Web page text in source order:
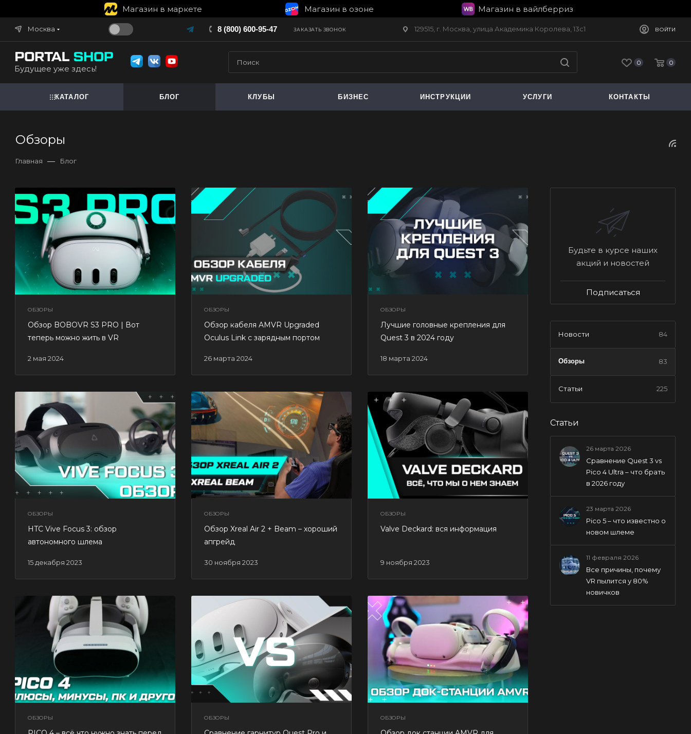
Магазин в маркете Магазин в озоне Магазин в вайлберриз
Москва 8 (800) 600-95-47 ЗАКАЗАТЬ ЗВОНОК 129515, г. Москва, улица Академика Королева, 13с1 ВОЙТИ
Будущее уже здесь!
0 0
КАТАЛОГ БЛОГ КЛУБЫ БИЗНЕС ИНСТРУКЦИИ УСЛУГИ КОНТАКТЫ
Обзоры
Главная — Блог
ОБЗОРЫ
2 мая 2024
Обзор BOBOVR S3 PRO | Вот
теперь можно жить в VR
ОБЗОРЫ
26 марта 2024
Обзор кабеля AMVR Upgraded
Oculus Link с зарядным портом
ОБЗОРЫ
18 марта 2024
Лучшие головные крепления для
Quest 3 в 2024 году
ОБЗОРЫ
15 декабря 2023
HTC Vive Focus 3: обзор
автономного шлема
ОБЗОРЫ
30 ноября 2023
Обзор Xreal Air 2 + Beam – хороший
апгрейд
ОБЗОРЫ
9 ноября 2023
Valve Deckard: вся информация
ОБЗОРЫ ОБЗОРЫ ОБЗОРЫ
Будьте в курсе наших
акций и новостей
Подписаться
Новости 84
Обзоры 83
Статьи 225
Статьи
26 марта 2026
Сравнение Quest 3 vs
Pico 4 Ultra – что брать
в 2026 году
23 марта 2026
Pico 5 – что известно о
новом шлеме
11 февраля 2026
Все причины, почему
VR пылится у 80%
новичков